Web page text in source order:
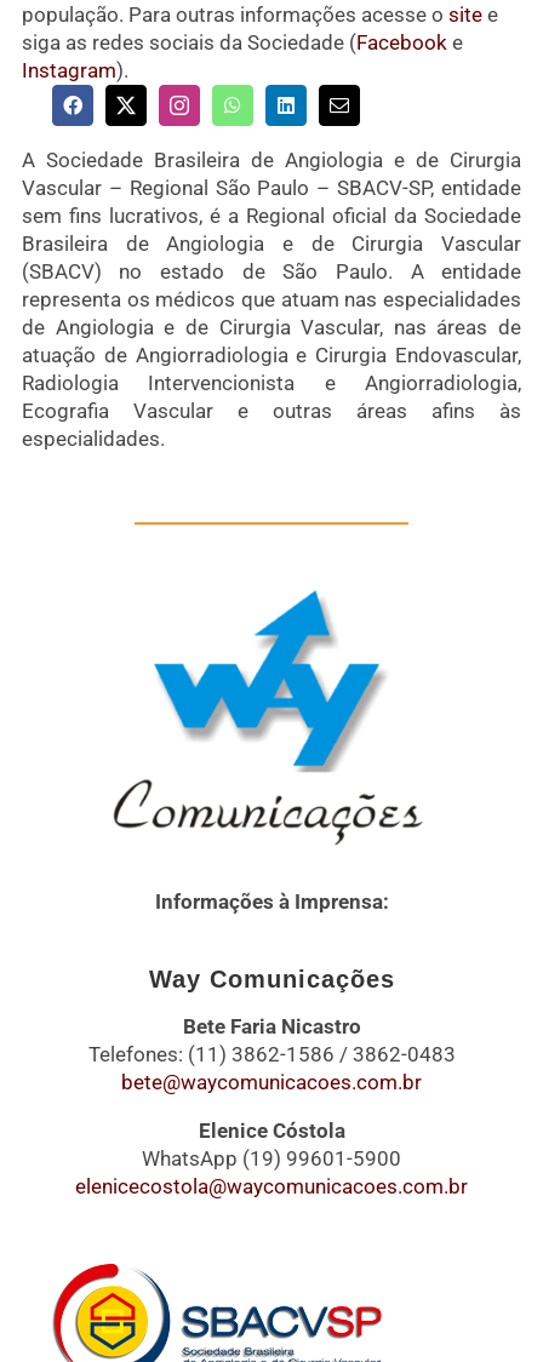
população. Para outras informações acesse o sitee
siga as redes sociais da Sociedade (Facebook e
Instagram).
A Sociedade Brasileira de Angiologia e de Cirurgia
Vascular – Regional São Paulo – SBACV-SP, entidade
sem fins lucrativos, é a Regional oficial da Sociedade
Brasileira de Angiologia e de Cirurgia Vascular
(SBACV) no estado de São Paulo. A entidade
representa os médicos que atuam nas especialidades
de Angiologia e de Cirurgia Vascular, nas áreas de
atuação de Angiorradiologia e Cirurgia Endovascular,
Radiologia Intervencionista e Angiorradiologia,
Ecografia Vascular e outras áreas afins às
especialidades.
Informações à Imprensa:
Way Comunicações
Bete Faria Nicastro
Telefones: (11) 3862-1586 / 3862-0483
bete@waycomunicacoes.com.br
Elenice Cóstola
WhatsApp (19) 99601-5900
elenicecostola@waycomunicacoes.com.br